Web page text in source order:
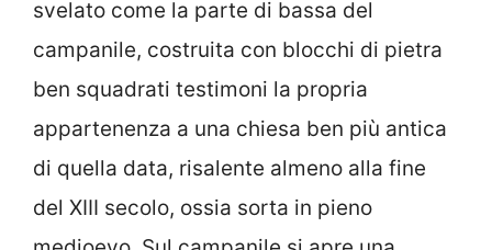
svelato come la parte di bassa del
campanile, costruita con blocchi di pietra
ben squadrati testimoni la propria
appartenenza a una chiesa ben più antica
di quella data, risalente almeno alla fine
del XIII secolo, ossia sorta in pieno